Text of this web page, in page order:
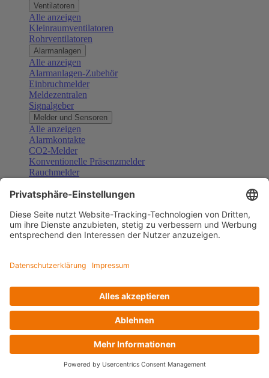
Ventilatoren
Alle anzeigen
Kleinraumventilatoren
Rohrventilatoren
Alarmanlagen
Alle anzeigen
Alarmanlagen-Zubehör
Einbruchmelder
Meldezentralen
Signalgeber
Melder und Sensoren
Alle anzeigen
Alarmkontakte
CO2-Melder
Konventionelle Präsenzmelder
Rauchmelder
Gefahrenmelder
Türsprechanlagen
Alle anzeigen
Außenstationen
Klingeltaster und Gongs
Sprechanlagen-Sets
Zubehör Türkommunikation
Videoüberwachung
Zubehör Videoüberwachung
Alle anzeigen